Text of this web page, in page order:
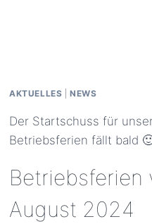
AKTUELLES |NEWS
Der Startschuss für
Betriebsferien fällt bald
Betriebsferien
August 2024